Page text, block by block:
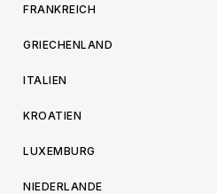
FRANKREICH
GRIECHENLAND
ITALIEN
KROATIEN
LUXEMBURG
NIEDERLANDE